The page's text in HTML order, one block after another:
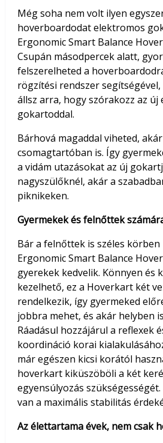
Még soha nem volt ilyen
hoverboardodat elektromos
Ergonomic Smart Balance
Csupán másodpercek alatt,
felszerelheted a
rögzítési rendszer segítségével,
állsz arra, hogy szórakozz az új
gokartoddal.
Bárhová magaddal viheted,
csomagtartóban is. Így
a vidám utazásokat az új
nagyszülőknél, akár a
piknikeken.
Gyermekek és felnőttek
Bár a felnőttek is széles körben
Ergonomic Smart Balance
gyerekek kedvelik. Könnyen és
kezelhető, ez a Hoverkart két
rendelkezik, így gyermeked
jobbra mehet, és akár helyben
Ráadásul hozzájárul a reflexek
koordináció korai
már egészen kicsi korától
hoverkart kiküszöböli a két
egyensúlyozás
van a maximális stabilitás
Az élettartama évek, nem csak